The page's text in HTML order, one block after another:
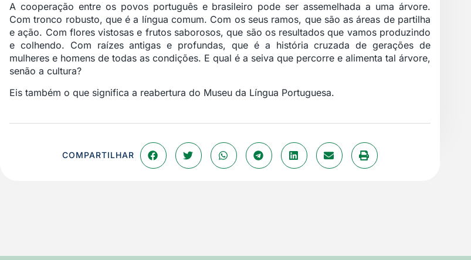
A cooperação entre os povos português e brasileiro pode ser assemelhada a uma árvore.
Com tronco robusto, que é a língua comum. Com os seus ramos, que são as áreas de partilha
e ação. Com flores vistosas e frutos saborosos, que são os resultados que vamos produzindo
e colhendo. Com raízes antigas e profundas, que é a história cruzada de gerações de
mulheres e homens de todas as condições. E qual é a seiva que percorre e alimenta tal árvore,
senão a cultura?
Eis também o que significa a reabertura do Museu da Língua Portuguesa.
COMPARTILHAR